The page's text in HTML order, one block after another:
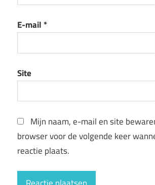
E-mail *
Site
Mijn naam, e-mail en site
browser voor de volgende keer
reactie plaats.